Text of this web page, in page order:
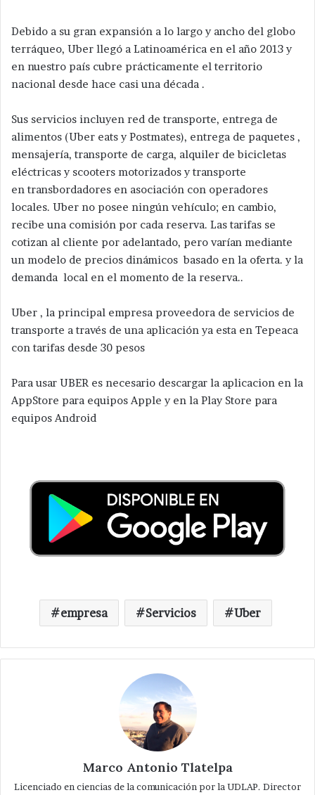
Debido a su gran expansión a lo largo y ancho del globo
terráqueo, Uber llegó a Latinoamérica en el año 2013 y
en nuestro país cubre prácticamente el territorio
nacional desde hace casi una década .
Sus servicios incluyen red de transporte, entrega de
alimentos (Uber eats y Postmates), entrega de paquetes ,
mensajería, transporte de carga,​ alquiler de bicicletas
eléctricas y scooters motorizados y transporte
en transbordadores en asociación con operadores
locales. Uber no posee ningún vehículo; en cambio,
recibe una comisión por cada reserva. Las tarifas se
cotizan al cliente por adelantado, pero varían mediante
un modelo de precios dinámicos basado en la oferta. y la
demanda local en el momento de la reserva..​
Uber , la principal empresa proveedora de servicios de
transporte a través de una aplicación ya esta en Tepeaca
con tarifas desde 30 pesos
Para usar UBER es necesario descargar la aplicacion en la
AppStore para equipos Apple y en la Play Store para
equipos Android
empresa Servicios Uber
Marco Antonio Tlatelpa
Licenciado en ciencias de la comunicación por la UDLAP. Director